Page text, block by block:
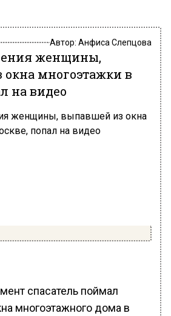
Автор: Анфиса Слепцова
женщины,
многоэтажки в
на видео
спасатель поймал
многоэтажного дома в